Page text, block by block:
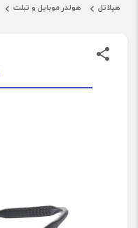
هیلاتل هولدر موبایل و تبلت